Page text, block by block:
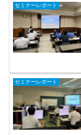
セミナーレポート
セミナーレポート